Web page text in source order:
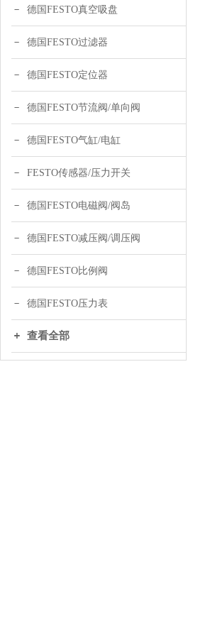
德国FESTO真空吸盘
德国FESTO过滤器
德国FESTO定位器
德国FESTO节流阀/单向阀
德国FESTO气缸/电缸
FESTO传感器/压力开关
德国FESTO电磁阀/阀岛
德国FESTO减压阀/调压阀
德国FESTO比例阀
德国FESTO压力表
查看全部